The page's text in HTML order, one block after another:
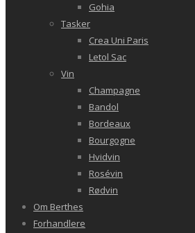
Gohia
Tasker
Crea Uni Paris
Letol Sac
Vin
Champagne
Bandol
Bordeaux
Bourgogne
Hvidvin
Rosévin
Rødvin
Om Berthes
Forhandlere